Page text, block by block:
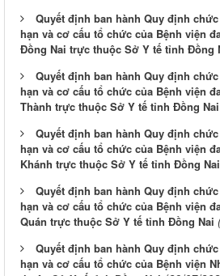
Quyết định ban hành Quy định
hạn và cơ cấu tổ chức của Bệnh viện
Đồng Nai trực thuộc Sở Y tế tỉnh Đồng
Quyết định ban hành Quy định
hạn và cơ cấu tổ chức của Bệnh viện
Thành trực thuộc Sở Y tế tỉnh Đồng Nai
Quyết định ban hành Quy định
hạn và cơ cấu tổ chức của Bệnh viện
Khánh trực thuộc Sở Y tế tỉnh Đồng Nai
Quyết định ban hành Quy định
hạn và cơ cấu tổ chức của Bệnh viện
Quán trực thuộc Sở Y tế tỉnh Đồng Nai
Quyết định ban hành Quy định
hạn và cơ cấu tổ chức của Bệnh viện